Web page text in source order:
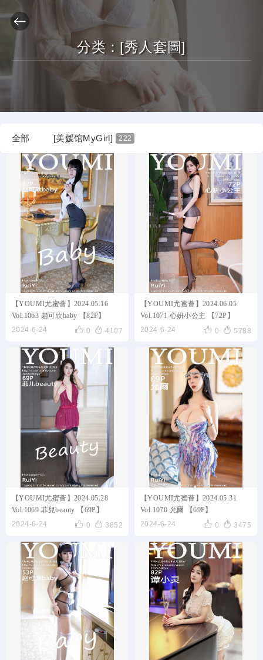
分类： [秀人套圖]
全部 [美媛馆MyGirl] 222
[嗲囡囡FEILIN] 432 [秀人XIUREN] 8054
[语画界XIAOYU] 1157 [花漾HuaYang] 724
[模范学院MFStar] 361 [尤蜜荟YouMi] 740
[爱蜜社IMISS] 373 [魅妍社MiStar] 38
[星颜社XINGYAN] 283
【YOUMI尤蜜薈】2024.05.16
Vol.1063 趙可欣baby 【82P】
2024-6-24
 0  4107
【YOUMI尤蜜薈】2024.06.05
Vol.1071 心妍小公主 【72P】
2024-6-24
 0  5788
【YOUMI尤蜜薈】2024.05.28
Vol.1069 菲兒beauty 【69P】
2024-6-24
 0  3852
【YOUMI尤蜜薈】2024.05.31
Vol.1070 允爾 【69P】
2024-6-24
 0  3475